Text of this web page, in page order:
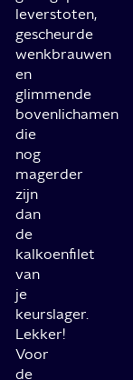
leverstoten,
gescheurde
wenkbrauwen
en
glimmende
bovenlichamen
die
nog
magerder
zijn
dan
de
kalkoenfilet
van
je
keurslager.
Lekker!
Voor
de